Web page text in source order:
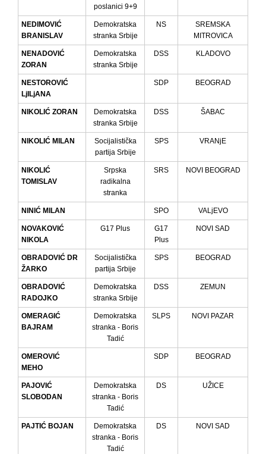
poslanici 9+9
NEDIMOVIĆ
BRANISLAV
Demokratska
stranka Srbije
NS
SREMSKA
MITROVICA
NENADOVIĆ
ZORAN
Demokratska
stranka Srbije
DSS KLADOVO
NESTOROVIĆ
LjILjANA
SDP BEOGRAD
NIKOLIĆ ZORAN
Demokratska
stranka Srbije
DSS ŠABAC
NIKOLIĆ MILAN
Socijalistička
partija Srbije
SPS VRANjE
NIKOLIĆ
TOMISLAV
Srpska
radikalna
stranka
SRS NOVI BEOGRAD
NINIĆ MILAN SPO VALjEVO
NOVAKOVIĆ
NIKOLA
G17 Plus
G17
Plus
NOVI SAD
OBRADOVIĆ DR
ŽARKO
Socijalistička
partija Srbije
SPS BEOGRAD
OBRADOVIĆ
RADOJKO
Demokratska
stranka Srbije
DSS ZEMUN
OMERAGIĆ
BAJRAM
Demokratska
stranka - Boris
Tadić
SLPS NOVI PAZAR
OMEROVIĆ
MEHO
SDP BEOGRAD
PAJOVIĆ
SLOBODAN
Demokratska
stranka - Boris
Tadić
DS UŽICE
PAJTIĆ BOJAN
Demokratska
stranka - Boris
Tadić
DS NOVI SAD